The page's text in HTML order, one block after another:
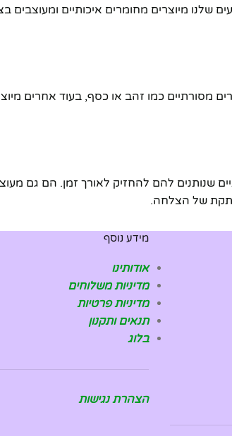
שלנו מיוצרים מחומרים איכותיים
מסורתיים כמו זהב או כסף, בעוד אחרים
שנותנים להם להחזיק לאורך זמן. הם
של הצלחה.
מידע נוסף
אודותינו
מדיניות משלוחים
מדיניות פרטיות
תנאים ותקנון
בלוג
הצהרת נגישות